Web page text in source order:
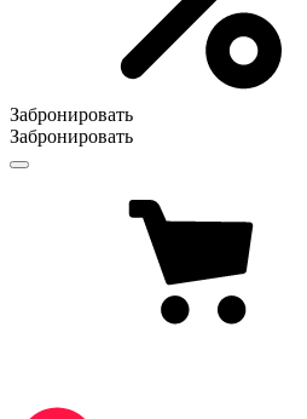
Забронировать
Забронировать